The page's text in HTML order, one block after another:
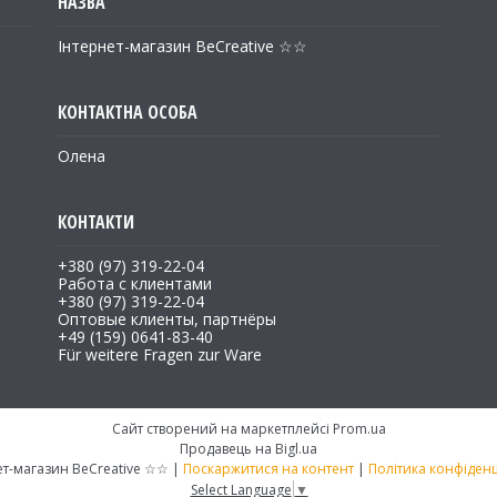
Інтернет-магазин BeCreative ☆☆
Олена
+380 (97) 319-22-04
Работа с клиентами
+380 (97) 319-22-04
Оптовые клиенты, партнёры
+49 (159) 0641-83-40
Für weitere Fragen zur Ware
Сайт створений на маркетплейсі Prom.ua
Продавець на Bigl.ua
Інтернет-магазин BeCreative ☆☆ | Поскаржитися на контент | Політика
Select Language ▼